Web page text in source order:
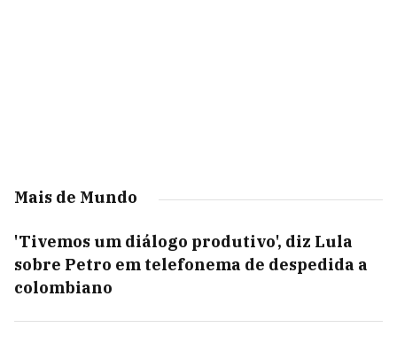
Mais de Mundo
'Tivemos um diálogo produtivo', diz Lula
sobre Petro em telefonema de despedida a
colombiano